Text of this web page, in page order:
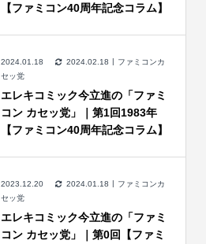
【ファミコン40周年記念コラム】
2024.01.18 2024.02.18
ファミコンカ
セッ党
エレキコミック今立進の「ファミ
コン カセッ党」｜第1回1983年
【ファミコン40周年記念コラム】
2023.12.20 2024.01.18
ファミコンカ
セッ党
エレキコミック今立進の「ファミ
コン カセッ党」｜第0回【ファミ